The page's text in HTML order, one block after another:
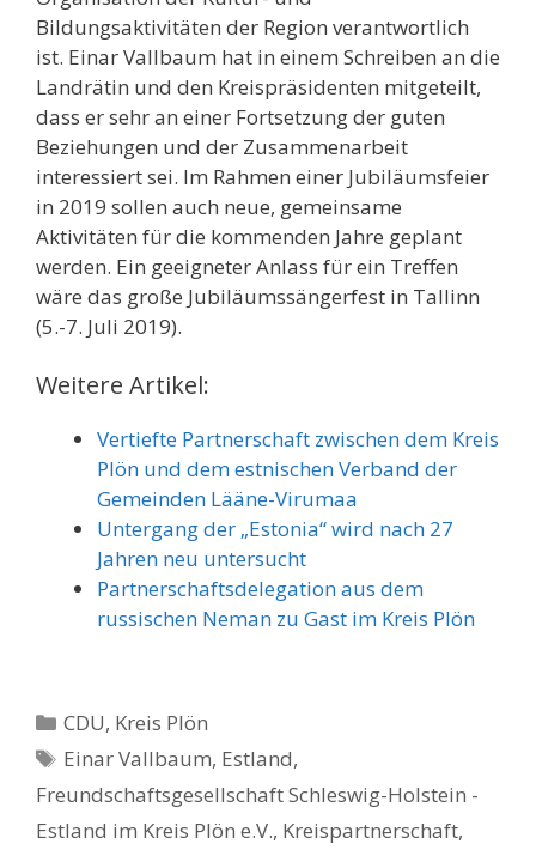
Bildungsaktivitäten der Region verantwortlich
ist. Einar Vallbaum hat in einem Schreiben an die
Landrätin und den Kreispräsidenten mitgeteilt,
dass er sehr an einer Fortsetzung der guten
Beziehungen und der Zusammenarbeit
interessiert sei. Im Rahmen einer Jubiläumsfeier
in 2019 sollen auch neue, gemeinsame
Aktivitäten für die kommenden Jahre geplant
werden. Ein geeigneter Anlass für ein Treffen
wäre das große Jubiläumssängerfest in Tallinn
(5.-7. Juli 2019).
Weitere Artikel:
Vertiefte Partnerschaft zwischen dem Kreis
Plön und dem estnischen Verband der
Gemeinden Lääne-Virumaa
Untergang der „Estonia“ wird nach 27
Jahren neu untersucht
Partnerschaftsdelegation aus dem
russischen Neman zu Gast im Kreis Plön
Kategorien
CDU, Kreis Plön
Schlagwörter
Einar Vallbaum, Estland,
Freundschaftsgesellschaft Schleswig-Holstein -
Estland im Kreis Plön e.V., Kreispartnerschaft,